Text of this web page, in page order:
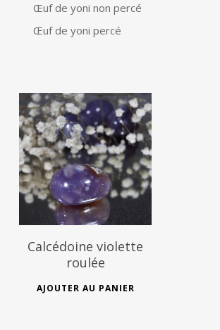
Œuf de yoni non percé
Œuf de yoni percé
10€
Calcédoine violette
roulée
AJOUTER AU PANIER